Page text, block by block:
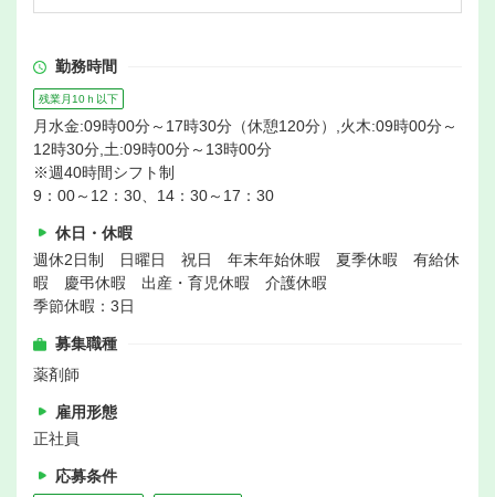
勤務時間
残業月10ｈ以下
月水金:09時00分～17時30分（休憩120分）,火木:09時00分～
12時30分,土:09時00分～13時00分
※週40時間シフト制
9：00～12：30、14：30～17：30
休日・休暇
週休2日制 日曜日 祝日 年末年始休暇 夏季休暇 有給休
暇 慶弔休暇 出産・育児休暇 介護休暇
季節休暇：3日
募集職種
薬剤師
雇用形態
正社員
応募条件